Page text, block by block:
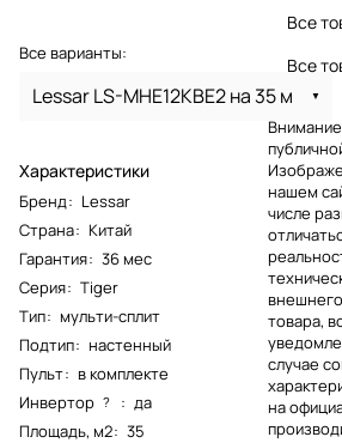
Все варианты:
Lessar LS-MHE12KBE2 на 35 м
Характеристики
Бренд: Lessar
Страна: Китай
Гарантия: 36 мес
Серия: Tiger
Тип: мульти-сплит
Подтип: настенный
Пульт: в комплекте
Инвертор ? : да
Площадь, м2: 35
Все
Все
нашем
числе
товара,
случае
на